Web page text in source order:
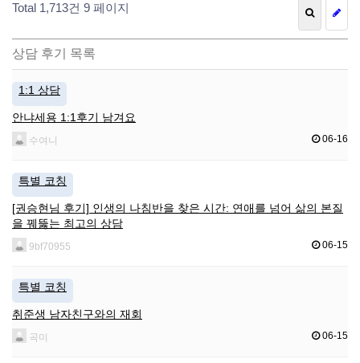
Total 1,713건 9 페이지
상담 후기 목록
1:1 상담
안냐세용 1:1후기 남겨요
수여니 06-16
특별 코칭
​[권승현님 후기] 인생의 나침반을 찾은 시간: 연애를 넘어 삶의 본질
을 꿰뚫는 최고의 상담
9bf70955 06-15
특별 코칭
취준생 남자친구와의 재회
곡미 06-15